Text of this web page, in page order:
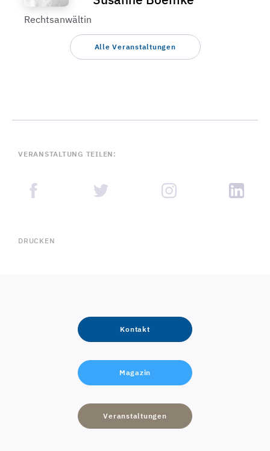
Rechtsanwältin
Alle Veranstaltungen
VERANSTALTUNG TEILEN:
DRUCKEN
Kontakt
Magazin
Veranstaltungen